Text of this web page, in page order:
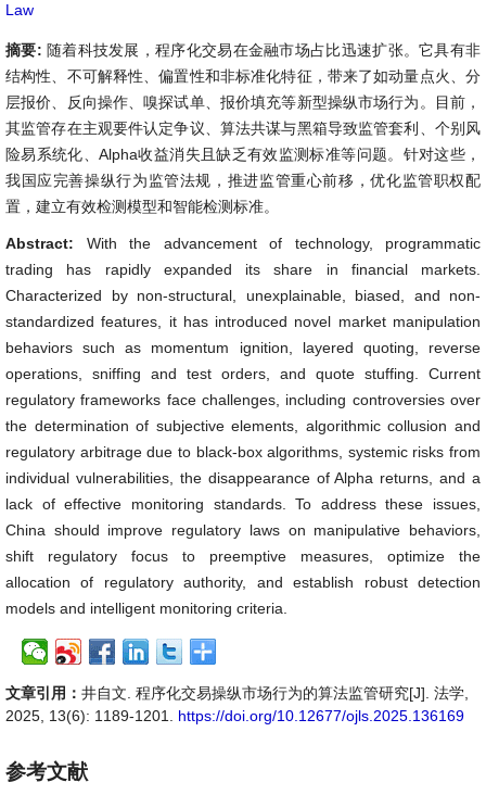
Law
摘要: 随着科技发展，程序化交易在金融市场占比迅速扩张。它具有非
结构性、不可解释性、偏置性和非标准化特征，带来了如动量点火、分
层报价、反向操作、嗅探试单、报价填充等新型操纵市场行为。目前，
其监管存在主观要件认定争议、算法共谋与黑箱导致监管套利、个别风
险易系统化、Alpha收益消失且缺乏有效监测标准等问题。针对这些，
我国应完善操纵行为监管法规，推进监管重心前移，优化监管职权配
置，建立有效检测模型和智能检测标准。
Abstract: With the advancement of technology, programmatic
trading has rapidly expanded its share in financial markets.
Characterized by non-structural, unexplainable, biased, and non-
standardized features, it has introduced novel market manipulation
behaviors such as momentum ignition, layered quoting, reverse
operations, sniffing and test orders, and quote stuffing. Current
regulatory frameworks face challenges, including controversies over
the determination of subjective elements, algorithmic collusion and
regulatory arbitrage due to black-box algorithms, systemic risks from
individual vulnerabilities, the disappearance of Alpha returns, and a
lack of effective monitoring standards. To address these issues,
China should improve regulatory laws on manipulative behaviors,
shift regulatory focus to preemptive measures, optimize the
allocation of regulatory authority, and establish robust detection
models and intelligent monitoring criteria.
文章引用： 井自文. 程序化交易操纵市场行为的算法监管研究[J]. 法学,
2025, 13(6): 1189-1201. https://doi.org/10.12677/ojls.2025.136169
参考文献